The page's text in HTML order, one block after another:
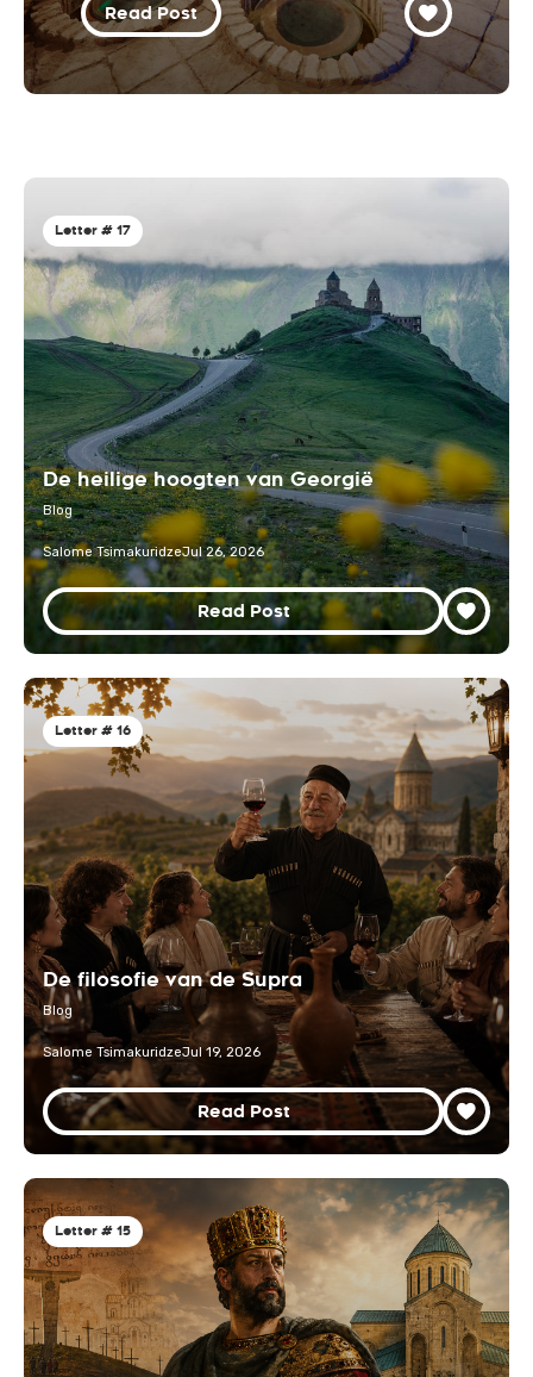
Read Post
Letter # 17
De heilige hoogten van Georgië
Blog
Salome TsimakuridzeJul 26, 2026
Read Post
Letter # 16
De filosofie van de Supra
Blog
Salome TsimakuridzeJul 19, 2026
Read Post
Letter # 15